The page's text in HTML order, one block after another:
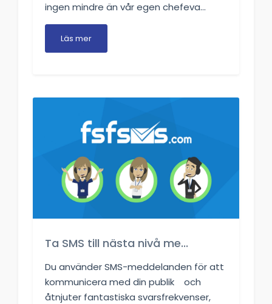
ingen mindre än vår egen chefeva...
Läs mer
Ta SMS till nästa nivå me...
Du använder SMS-meddelanden för att
kommunicera med din publik ‍ ‍ ‍ och
åtnjuter fantastiska svarsfrekvenser,